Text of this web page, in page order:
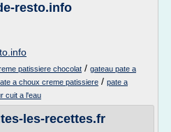
resto.info
patissiere chocolat / gateau pate a
a choux creme patissiere / pate a
cuit a l'eau
les-recettes.fr